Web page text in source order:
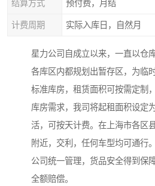
结算方式 预付费，月结
计费周期 实际入库日，自然月
星力公司自成立以来，一直以仓
各库区内都规划出暂存区，为临
标准库房，租赁面积可按需定制
库房需求，我司将起租面积设定
活，可按天计费。在上海市各区
附近，交利，任何车型均可通行
公司统一管理，货品安全得到保
全额赔偿。